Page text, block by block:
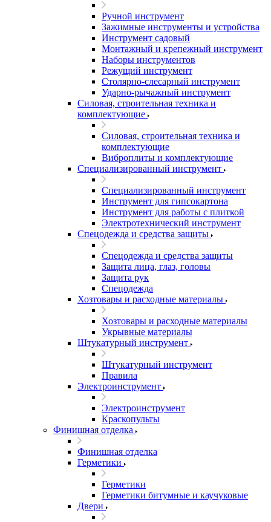
Ручной инструмент
Зажимные инструменты и устройства
Инструмент садовый
Монтажный и крепежный инструмент
Наборы инструментов
Режущий инструмент
Столярно-слесарный инструмент
Ударно-рычажный инструмент
Силовая, строительная техника и
комплектующие
Силовая, строительная техника и
комплектующие
Виброплиты и комплектующие
Специализированный инструмент
Специализированный инструмент
Инструмент для гипсокартона
Инструмент для работы с плиткой
Электротехнический инструмент
Спецодежда и средства защиты
Спецодежда и средства защиты
Защита лица, глаз, головы
Защита рук
Спецодежда
Хозтовары и расходные материалы
Хозтовары и расходные материалы
Укрывные материалы
Штукатурный инструмент
Штукатурный инструмент
Правила
Электроинструмент
Электроинструмент
Краскопульты
Финишная отделка
Финишная отделка
Герметики
Герметики
Герметики битумные и каучуковые
Двери